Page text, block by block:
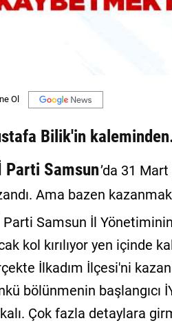
Bilik'in
Parti Samsun’da 31
Ama bazen
Parti Samsun İl
kol kırılıyor yen içinde
İlkadım İlçesi'ni
bölünmenin başlangıcı
Çok fazla detaylara